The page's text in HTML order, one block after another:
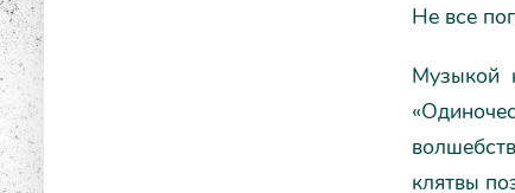
Не все
Музыкой
клятвы